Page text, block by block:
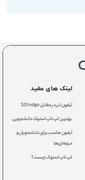
لینک های مفید
آیفون ایر در مقابل S25 edge
بهترین لپ تاپ استوک دانشجویی
آیفون مناسب برای دانشجویان و
حرفه‌ای‌ها
لپ تاپ استوک چیست؟